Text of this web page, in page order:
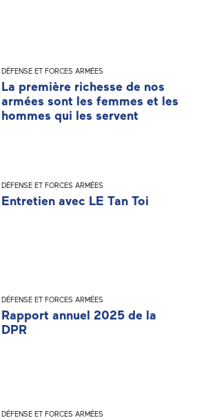
DÉFENSE ET FORCES ARMÉES
La première richesse de nos
armées sont les femmes et les
hommes qui les servent
DÉFENSE ET FORCES ARMÉES
Entretien avec LE Tan Toi
DÉFENSE ET FORCES ARMÉES
Rapport annuel 2025 de la
DPR
DÉFENSE ET FORCES ARMÉES